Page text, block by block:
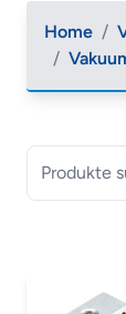
Home /
/